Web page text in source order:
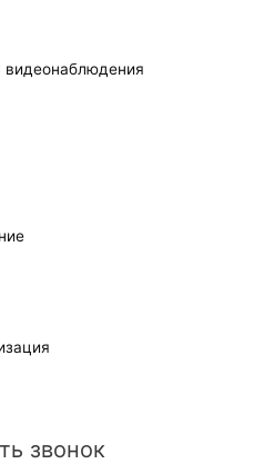
видеонаблюдения
звонок